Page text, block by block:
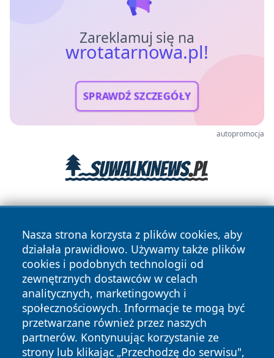
Zareklamuj się na
wrotatarnowa.pl!
SPRAWDŹ SZCZEGÓŁY
autopromocja
Nasza strona korzysta z plików cookies, aby
działała prawidłowo. Używamy także plików
cookies i podobnych technologii od
zewnętrznych dostawców w celach
analitycznych, marketingowych i
społecznościowych. Informacje te mogą być
przetwarzane również przez naszych
partnerów. Kontynuując korzystanie ze
strony lub klikając „Przechodzę do serwisu",
Copyright © 2026 wrotatarnowa.pl Wszystkie prawa
zastrzeżone.
News Autorzy
Polityka
Prywatności
Polityka
Cookies